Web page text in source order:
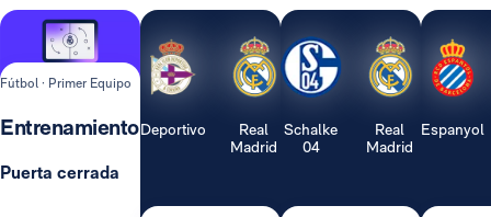
Fútbol · Primer Equipo
Entrenamiento
Puerta cerrada
Deportivo
Real
Madrid
Schalke
04
Real
Madrid
Espanyol